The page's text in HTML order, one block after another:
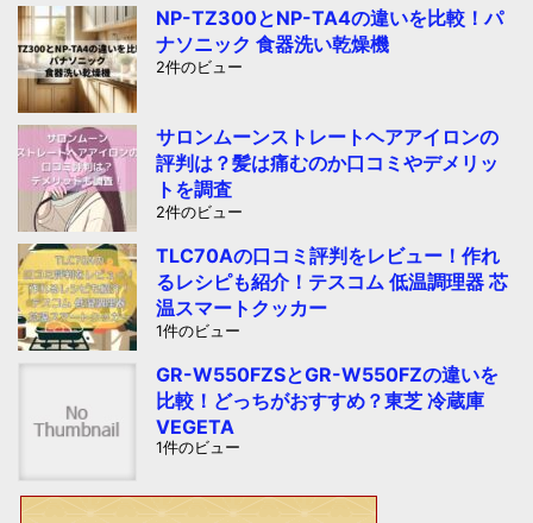
NP-TZ300とNP-TA4の違いを比較！パ
ナソニック 食器洗い乾燥機
2件のビュー
サロンムーンストレートヘアアイロンの
評判は？髪は痛むのか口コミやデメリッ
トを調査
2件のビュー
TLC70Aの口コミ評判をレビュー！作れ
るレシピも紹介！テスコム 低温調理器 芯
温スマートクッカー
1件のビュー
GR-W550FZSとGR-W550FZの違いを
比較！どっちがおすすめ？東芝 冷蔵庫
VEGETA
1件のビュー